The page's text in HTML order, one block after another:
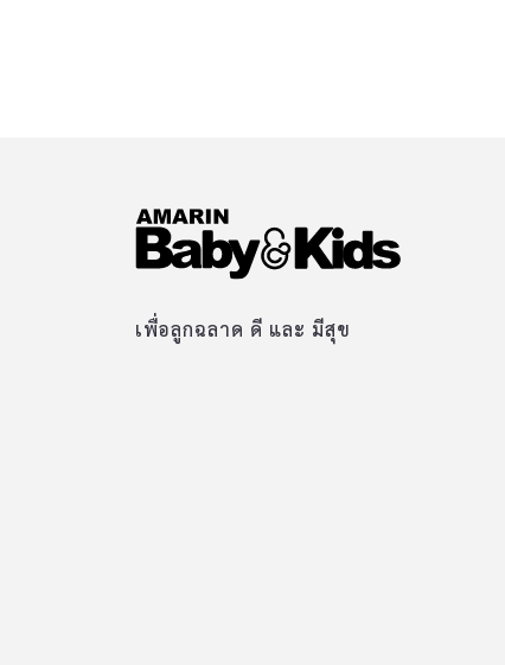
เพื่อลูกฉลาด ดี และ มีสุข